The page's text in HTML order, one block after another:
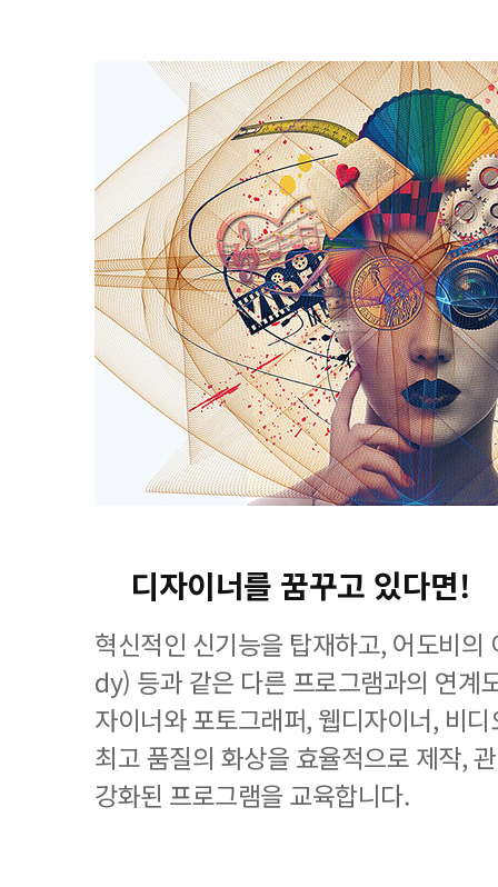
디자이너를 꿈꾸고 있다면!
혁신적인 신기능을 탑재하고, 어도비
dy) 등과 같은 다른 프로그램과의 연계
자이너와 포토그래퍼, 웹디자이너, 비
최고 품질의 화상을 효율적으로 제작,
강화된 프로그램을 교육합니다.